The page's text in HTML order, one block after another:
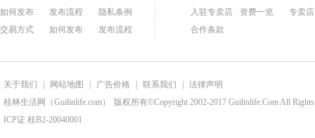
如何发布 发布流程
隐私条例
交易方式
如何发布 发布流程
入驻专卖店 资费一览
专卖
合作条款
关于我们 网站地图 广告价格 联系我们
法律声明
桂林生活网（Guilinlife.com）
版权所有©Copyright 2002-2017 Guilinlife.Com All Rights
ICP证 桂B2-20040001